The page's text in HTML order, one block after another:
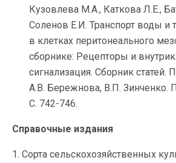
Кузовлева М.А., Каткова Л.Е.,
Соленов Е.И. Транспорт воды и
в клетках перитонеального
сборнике: Рецепторы и
сигнализация. Сборник статей.
А.В. Бережнова, В.П. Зинченко.
С. 742-746.
Справочные издания
1. Сорта сельскохозяйственных